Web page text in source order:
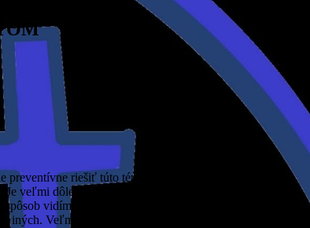
preventívne riešiť túto tému, pretože šikana veľmi
veľmi dôležité venovať sa tejto téme, oboznamovať s
vidíme vo vzájomnom učení sa, v rovesníckom
iných. Veľmi dobrým príkladom je práve divadlo, kde sa